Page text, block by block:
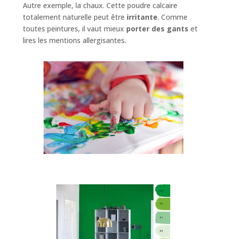
Autre exemple, la chaux. Cette poudre calcaire
totalement naturelle peut être irritante. Comme
toutes peintures, il vaut mieux porter des gants et
lires les mentions allergisantes.